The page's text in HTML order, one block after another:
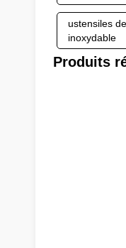
ustensiles
inoxydable
Produits